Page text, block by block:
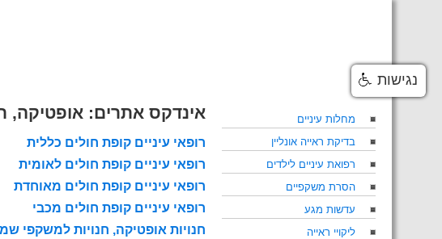
מחלות עיניים
בדיקת ראייה אונליין
רפואת עיניים לילדים
הסרת משקפיים
עדשות מגע
ליקויי ראייה
אינדקס אתרים: אופטיקה,
רופאי עיניים קופת חולים כללית
רופאי עיניים קופת חולים לאומית
רופאי עיניים קופת חולים מאוחדת
רופאי עיניים קופת חולים מכבי
חנויות אופטיקה, חנויות למשקפי
נגישות